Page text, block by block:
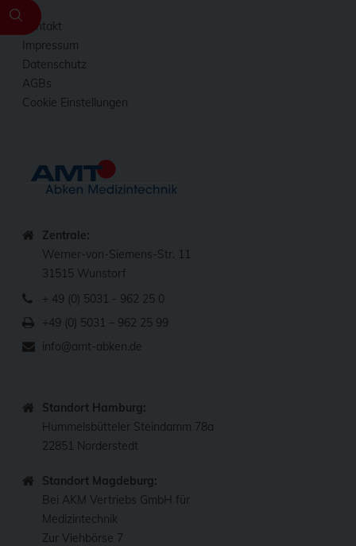
Kontakt
Impressum
Datenschutz
AGBs
Cookie Einstellungen
Zentrale:
Werner-von-Siemens-Str. 11
31515 Wunstorf
+ 49 (0) 5031 - 962 25 0
+49 (0) 5031 – 962 25 99
info@amt-abken.de
Standort Hamburg:
Hummelsbütteler Steindamm 78a
22851 Norderstedt
Standort Magdeburg:
Bei AKM Vertriebs GmbH für
Medizintechnik
Zur Viehbörse 7